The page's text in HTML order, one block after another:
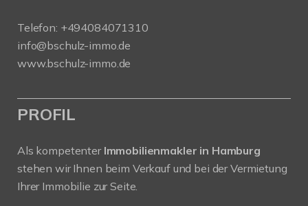
Telefon: +494084071310
info@bschulz-immo.de
www.bschulz-immo.de
PROFIL
Als kompetenter Immobilienmakler in Hamburg
stehen wir Ihnen beim Verkauf und bei der Vermietung
Ihrer Immobilie zur Seite.